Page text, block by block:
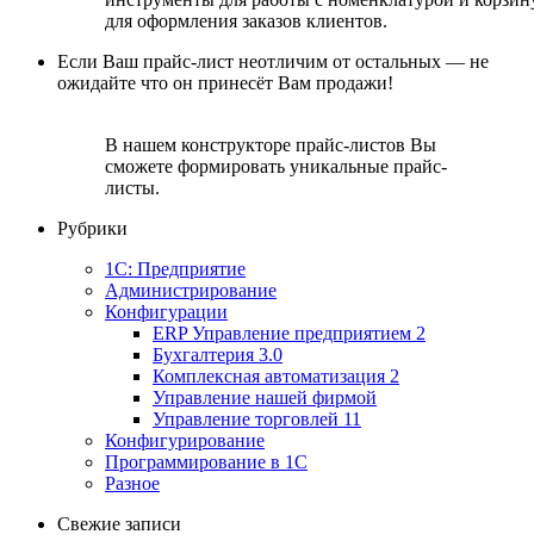
для оформления заказов клиентов.
Если Ваш прайс-лист неотличим от остальных — не
ожидайте что он принесёт Вам продажи!
В нашем конструкторе прайс-листов Вы
сможете формировать уникальные прайс-
листы.
Рубрики
1С: Предприятие
Администрирование
Конфигурации
ERP Управление предприятием 2
Бухгалтерия 3.0
Комплексная автоматизация 2
Управление нашей фирмой
Управление торговлей 11
Конфигурирование
Программирование в 1С
Разное
Свежие записи